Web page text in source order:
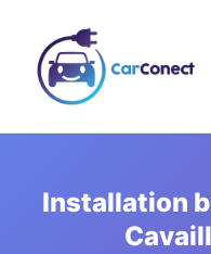
Installation